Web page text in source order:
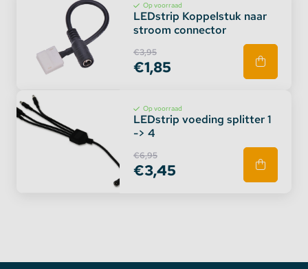
Op voorraad
LEDstrip Koppelstuk naar
stroom connector
€3,95
€1,85
Op voorraad
LEDstrip voeding splitter 1
-> 4
€6,95
€3,45